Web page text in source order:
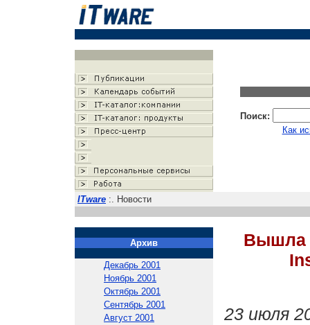
Поиск:
Как
ITware :. Новости
Архив
Декабрь 2001
Ноябрь 2001
Октябрь 2001
Сентябрь 2001
Август 2001
Вышла
23 июля